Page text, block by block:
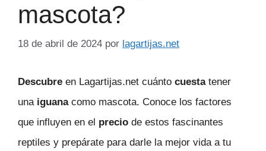
mascota?
18 de abril de 2024 por lagartijas.net
Descubre en Lagartijas.net cuánto cuestatener
una iguanacomo mascota. Conoce los factores
que influyen en el precio de estos fascinantes
reptiles y prepárate para darle la mejor vida a tu